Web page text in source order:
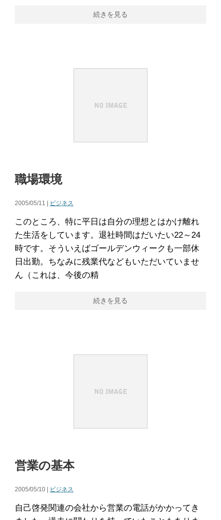
続きを見る
職場環境
2005/05/11 | ビジネス
このところ、特に平日は自分の理想とはかけ離れ
た生活をしています。退社時間はだいたい22～24
時です。そういえばゴールデンウィークも一部休
日出勤。ちなみに残業代などもいただいていませ
ん（これは、今後の精
続きを見る
営業の基本
2005/05/10 | ビジネス
自己啓発関連の会社から営業の電話がかかってき